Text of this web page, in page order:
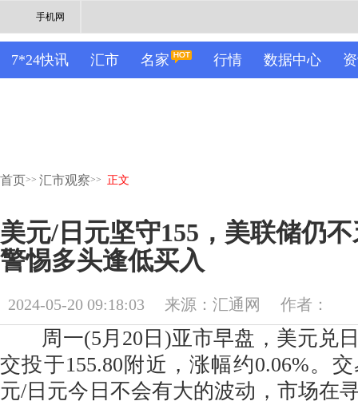
手机网
7*24快讯 汇市 名家 行情 数据中心
首页>> 汇市观察>> 正文
美元/日元坚守155，美联储仍
警惕多头逢低买入
2024-05-20 09:18:03 来源：汇通网 作者：
周一(5月20日)亚市早盘，美元兑
交投于155.80附近，涨幅约0.06%。
元/日元今日不会有大的波动，市场在